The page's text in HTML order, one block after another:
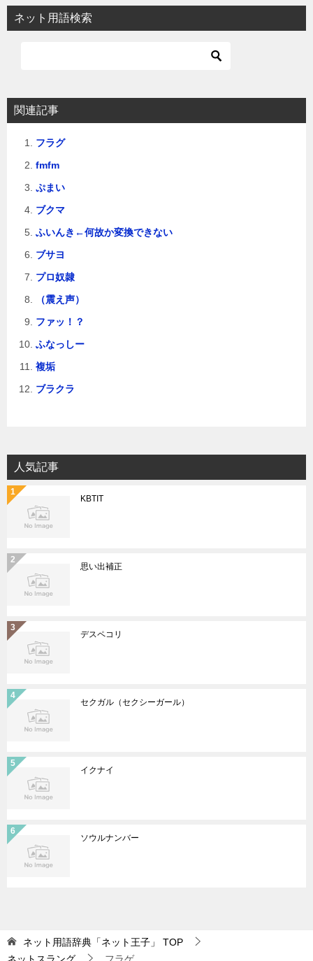
ビ
ゲ
ョ
ン
ネット用語検索
関連記事
フラグ
fmfm
ぷまい
ブクマ
ふいんき←何故か変換できない
ブサヨ
プロ奴隷
（震え声）
ファッ！？
ふなっしー
複垢
ブラクラ
人気記事
KBTIT
思い出補正
デスペコリ
セクガル（セクシーガール）
イクナイ
ソウルナンバー
ネット用語辞典「ネット王子」
TOP